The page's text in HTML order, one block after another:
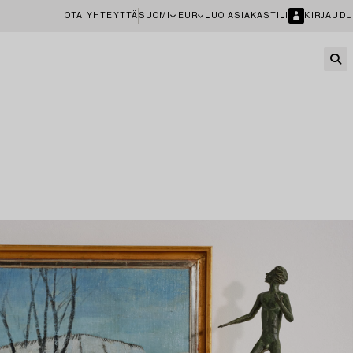
OTA YHTEYTTÄ SUOMI EUR LUO ASIAKASTILI KIRJAUDU